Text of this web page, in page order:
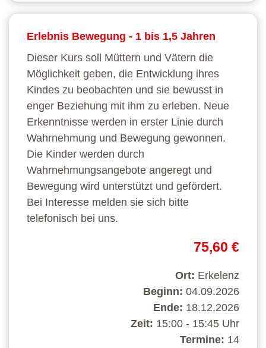
Erlebnis Bewegung - 1 bis 1,5 Jahren
Dieser Kurs soll Müttern und Vätern die
Möglichkeit geben, die Entwicklung ihres
Kindes zu beobachten und sie bewusst in
enger Beziehung mit ihm zu erleben. Neue
Erkenntnisse werden in erster Linie durch
Wahrnehmung und Bewegung gewonnen.
Die Kinder werden durch
Wahrnehmungsangebote angeregt und
Bewegung wird unterstützt und gefördert.
Bei Interesse melden sie sich bitte
telefonisch bei uns.
75,60 €
Ort: Erkelenz
Beginn: 04.09.2026
Ende: 18.12.2026
Zeit: 15:00 - 15:45 Uhr
Termine: 14